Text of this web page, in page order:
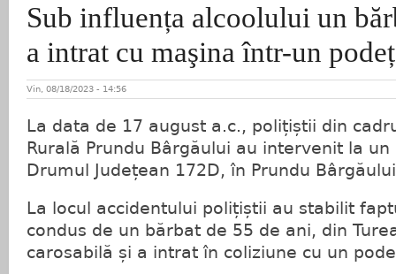
Sub influența alcoolului un
a intrat cu maşina într-un podeț
Vin, 08/18/2023 - 14:56
La data de 17 august a.c., polițiștii din
Rurală Prundu Bârgăului au intervenit la
Drumul Județean 172D, în Prundu
La locul accidentului polițiștii au stabilit
condus de un bărbat de 55 de ani, din
carosabilă și a intrat în coliziune cu un